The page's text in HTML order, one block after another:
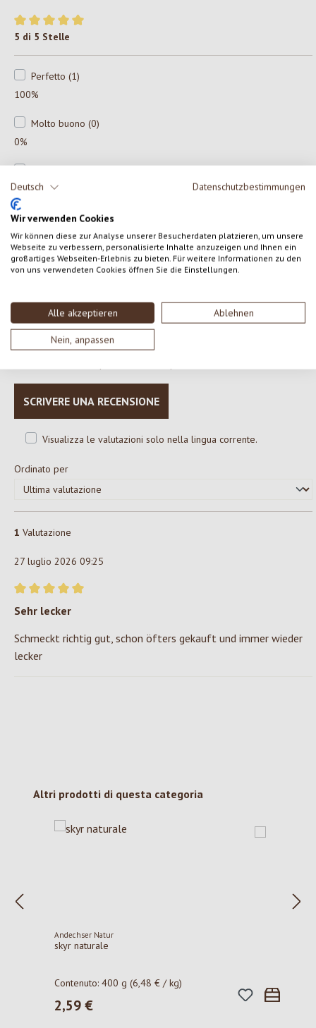
Deutsch Datenschutzbestimmungen
Wir verwenden Cookies
Wir können diese zur Analyse unserer Besucherdaten platzieren, um unsere
Webseite zu verbessern, personalisierte Inhalte anzuzeigen und Ihnen ein
großartiges Webseiten-Erlebnis zu bieten. Für weitere Informationen zu den
von uns verwendeten Cookies öffnen Sie die Einstellungen.
Alle akzeptieren Ablehnen
Nein, anpassen
Valutazione media di 5 su 5 stelle
5 di 5 Stelle
Perfetto (1)
100%
Molto buono (0)
0%
0%
Accettabile (0)
0%
Insoddisfacente (0)
Formula una valutazione!
SCRIVERE UNA RECENSIONE
Visualizza le valutazioni solo nella lingua corrente.
Ordinato per
1 Valutazione
27 luglio 2026 09:25
Recensione con valutazione di 5 su 5 stelle
Sehr lecker
Schmeckt richtig gut, schon öfters gekauft und immer wieder
lecker
Salta la galleria dei prodotti
Altri prodotti di questa categoria
Andechser Natur
skyr naturale
Contenuto:400 g(6,48 € / kg)
Prezzo normale:
2,59 €